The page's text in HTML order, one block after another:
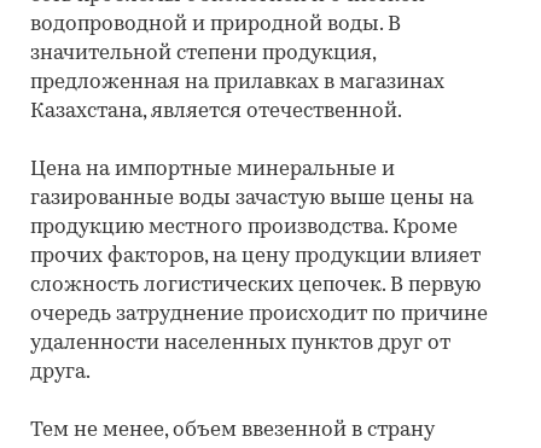
водопроводной и природной воды. В
значительной степени продукция,
предложенная на прилавках в магазинах
Казахстана, является отечественной.
Цена на импортные минеральные и
газированные воды зачастую выше цены на
продукцию местного производства. Кроме
прочих факторов, на цену продукции влияет
сложность логистических цепочек. В первую
очередь затруднение происходит по причине
удаленности населенных пунктов друг от
друга.
Тем не менее, объем ввезенной в страну